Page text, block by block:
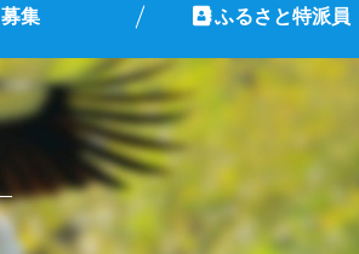
募集 ふるさと特派員